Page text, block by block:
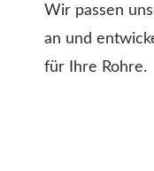
Wir passen
an und
für Ihre Rohre.